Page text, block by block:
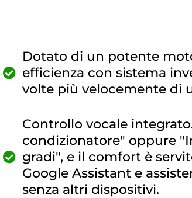
Dotato di un potente
efficienza con sistema
volte più velocemente di
Controllo vocale
condizionatore" oppure
gradi", e il comfort è
Google Assistant e
senza altri dispositivi.